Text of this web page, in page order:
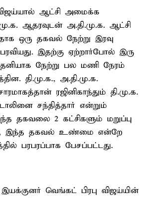
ஆட்சி அமைக்க
ஆதரவுடன் அ.தி.மு.க. ஆட்சி
ஒரு தகவல் நேற்று இரவு
இதற்கு ஏற்றார்போல் இரு
நேற்று பல மணி நேரம்
தி.மு.க., அ.தி.மு.க.
ரஜினிகாந்தும் தி.மு.க.
சந்தித்தார் என்றும்
தகவலை 2 கட்சிகளும் மறுப்பு
இந்த தகவல் உண்மை என்றே
பரபரப்பாக பேசப்பட்டது.
வெங்கட் பிரபு விஜய்யின்